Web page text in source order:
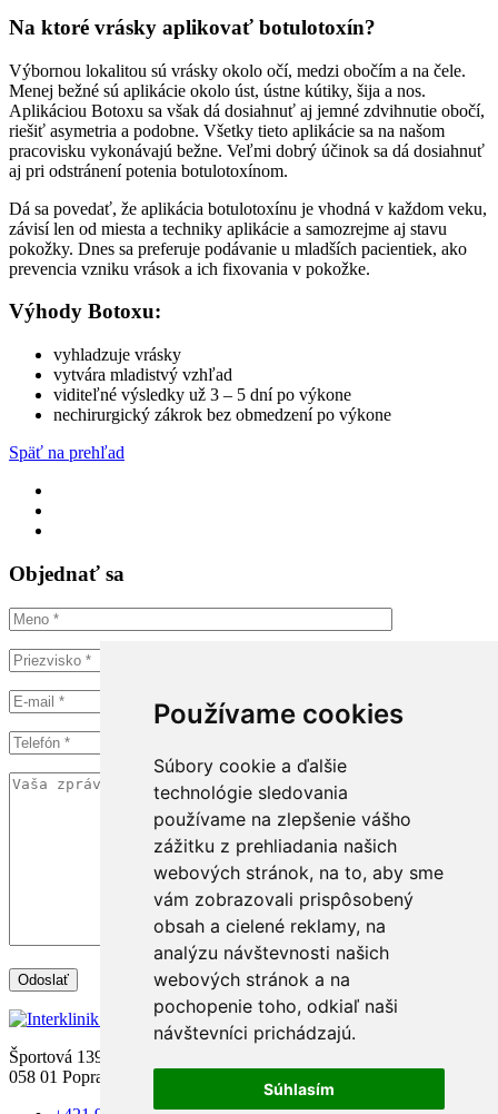
Používame cookies
Súbory cookie a ďalšie
technológie sledovania
používame na zlepšenie vášho
zážitku z prehliadania našich
webových stránok, na to, aby sme
vám zobrazovali prispôsobený
obsah a cielené reklamy, na
analýzu návštevnosti našich
webových stránok a na
pochopenie toho, odkiaľ naši
návštevníci prichádzajú.
Súhlasím
Na ktoré vrásky aplikovať botulotoxín?
Výbornou lokalitou sú vrásky okolo očí, medzi obočím a na čele.
Menej bežné sú aplikácie okolo úst, ústne kútiky, šija a nos.
Aplikáciou Botoxu sa však dá dosiahnuť aj jemné zdvihnutie obočí,
riešiť asymetria a podobne. Všetky tieto aplikácie sa na našom
pracovisku vykonávajú bežne. Veľmi dobrý účinok sa dá dosiahnuť
aj pri odstránení potenia botulotoxínom.
Dá sa povedať, že aplikácia botulotoxínu je vhodná v každom veku,
závisí len od miesta a techniky aplikácie a samozrejme aj stavu
pokožky. Dnes sa preferuje podávanie u mladších pacientiek, ako
prevencia vzniku vrások a ich fixovania v pokožke.
Výhody Botoxu:
vyhladzuje vrásky
vytvára mladistvý vzhľad
viditeľné výsledky už 3 – 5 dní po výkone
nechirurgický zákrok bez obmedzení po výkone
Späť na prehľad
Objednať sa
Športová 1397/1
058 01 Poprad